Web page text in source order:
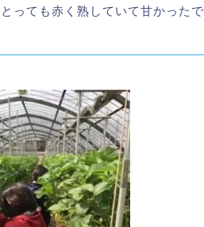
っても赤く熟していて甘かったで